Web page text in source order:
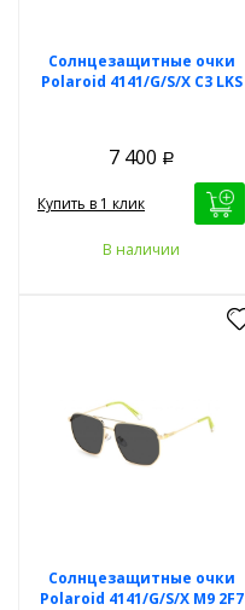
Солнцезащитные очки
Polaroid 4141/G/S/X C3 LKS
7 400 Р
Купить в 1 клик
В наличии
Солнцезащитные очки
Polaroid 4141/G/S/X M9 2F7